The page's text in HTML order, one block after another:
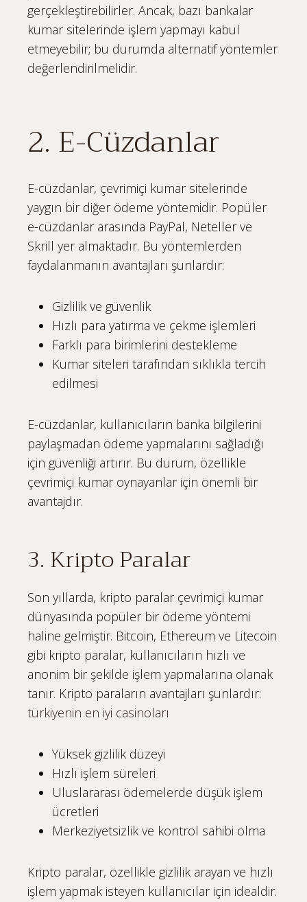
gerçekleştirebilirler. Ancak, bazı bankalar
kumar sitelerinde işlem yapmayı kabul
etmeyebilir; bu durumda alternatif yöntemler
değerlendirilmelidir.
2. E-Cüzdanlar
E-cüzdanlar, çevrimiçi kumar sitelerinde
yaygın bir diğer ödeme yöntemidir. Popüler
e-cüzdanlar arasında PayPal, Neteller ve
Skrill yer almaktadır. Bu yöntemlerden
faydalanmanın avantajları şunlardır:
Gizlilik ve güvenlik
Hızlı para yatırma ve çekme işlemleri
Farklı para birimlerini destekleme
Kumar siteleri tarafından sıklıkla tercih
edilmesi
E-cüzdanlar, kullanıcıların banka bilgilerini
paylaşmadan ödeme yapmalarını sağladığı
için güvenliği artırır. Bu durum, özellikle
çevrimiçi kumar oynayanlar için önemli bir
avantajdır.
3. Kripto Paralar
Son yıllarda, kripto paralar çevrimiçi kumar
dünyasında popüler bir ödeme yöntemi
haline gelmiştir. Bitcoin, Ethereum ve Litecoin
gibi kripto paralar, kullanıcıların hızlı ve
anonim bir şekilde işlem yapmalarına olanak
tanır. Kripto paraların avantajları şunlardır:
türkiyenin en iyi casinoları
Yüksek gizlilik düzeyi
Hızlı işlem süreleri
Uluslararası ödemelerde düşük işlem
ücretleri
Merkeziyetsizlik ve kontrol sahibi olma
Kripto paralar, özellikle gizlilik arayan ve hızlı
işlem yapmak isteyen kullanıcılar için idealdir.